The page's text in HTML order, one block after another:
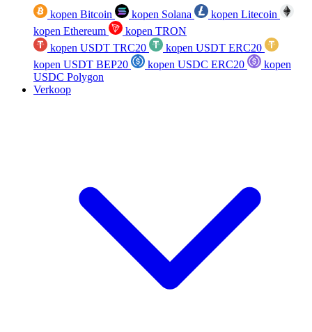
kopen Bitcoin kopen Solana
kopen Litecoin
kopen Ethereum
kopen TRON
kopen USDT TRC20
kopen USDT ERC20
kopen USDT BEP20
kopen USDC ERC20
kopen
USDC Polygon
Verkoop